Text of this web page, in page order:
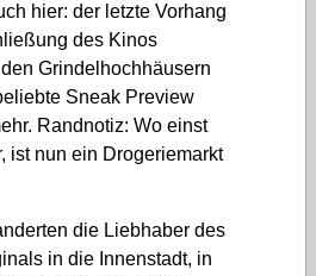
hier: der letzte Vorhang
des Kinos
Grindelhochhäusern
Sneak Preview
Randnotiz: Wo einst
ist nun ein Drogeriemarkt
die Liebhaber des
in die Innenstadt, in